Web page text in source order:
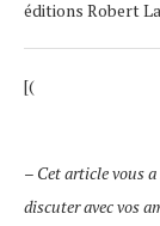
éditions Robert
[(
– Cet article vous
discuter avec vos